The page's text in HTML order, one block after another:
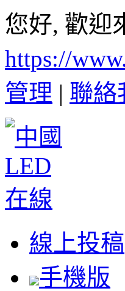
您好, 歡迎
https://
管理 | 聯絡
線上投稿
手機版